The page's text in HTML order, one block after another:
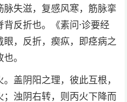
失滋，复感风寒，筋脉挛
反折也。《素问·诊要经
，反折，瘈疭，即痉病之
。
盖阴阳之理，彼此互根，
浊阴右转，则丙火下降而